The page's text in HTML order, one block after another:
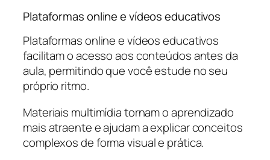
Plataformas online e vídeos educativos
Plataformas online e vídeos educativos
facilitam o acesso aos conteúdos antes da
aula, permitindo que você estude no seu
próprio ritmo.
Materiais multimídia tornam o aprendizado
mais atraente e ajudam a explicar conceitos
complexos de forma visual e prática.